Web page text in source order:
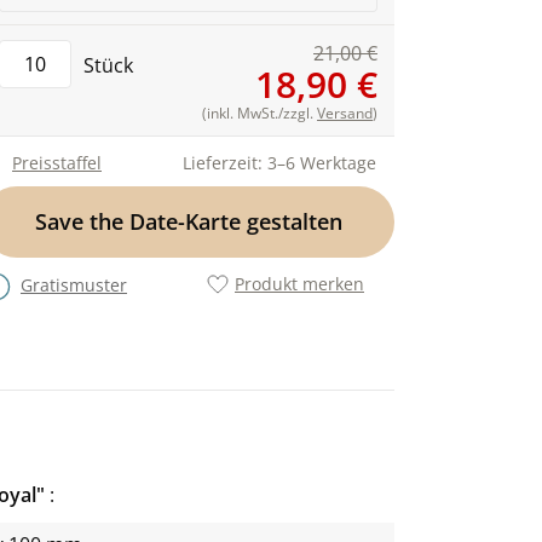
Stück 21,00 €
18,90 €
(inkl. MwSt./zzgl. Versand)
Lieferzeit: 3–6 Werktage
Preisstaffel
Save the Date-Karte gestalten
Produkt merken
Gratismuster